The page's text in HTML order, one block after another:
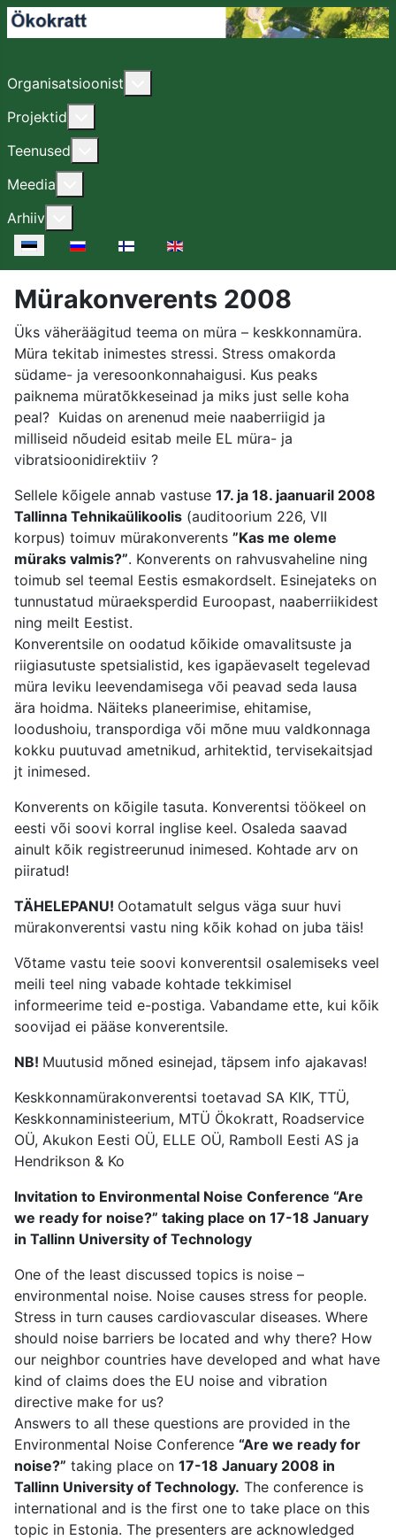
Organisatsioonist
Projektid
Teenused
Meedia
Arhiiv
Vali keel
Mürakonverents 2008
Üks väheräägitud teema on müra – keskkonnamüra.
Müra tekitab inimestes stressi. Stress omakorda
südame- ja veresoonkonnahaigusi. Kus peaks
paiknema müratõkkeseinad ja miks just selle koha
peal? Kuidas on arenenud meie naaberriigid ja
milliseid nõudeid esitab meile EL müra- ja
vibratsioonidirektiiv ?
Sellele kõigele annab vastuse 17. ja 18. jaanuaril 2008
Tallinna Tehnikaülikoolis (auditoorium 226, VII
korpus) toimuv mürakonverents ”Kas me oleme
müraks valmis?”. Konverents on rahvusvaheline ning
toimub sel teemal Eestis esmakordselt. Esinejateks on
tunnustatud müraeksperdid Euroopast, naaberriikidest
ning meilt Eestist.
Konverentsile on oodatud kõikide omavalitsuste ja
riigiasutuste spetsialistid, kes igapäevaselt tegelevad
müra leviku leevendamisega või peavad seda lausa
ära hoidma. Näiteks planeerimise, ehitamise,
loodushoiu, transpordiga või mõne muu valdkonnaga
kokku puutuvad ametnikud, arhitektid, tervisekaitsjad
jt inimesed.
Konverents on kõigile tasuta. Konverentsi töökeel on
eesti või soovi korral inglise keel. Osaleda saavad
ainult kõik registreerunud inimesed. Kohtade arv on
piiratud!
TÄHELEPANU! Ootamatult selgus väga suur huvi
mürakonverentsi vastu ning kõik kohad on juba täis!
Võtame vastu teie soovi konverentsil osalemiseks veel
meili teel ning vabade kohtade tekkimisel
informeerime teid e-postiga. Vabandame ette, kui kõik
soovijad ei pääse konverentsile.
NB! Muutusid mõned esinejad, täpsem info ajakavas!
Keskkonnamürakonverentsi toetavad SA KIK, TTÜ,
Keskkonnaministeerium, MTÜ Ökokratt, Roadservice
OÜ, Akukon Eesti OÜ, ELLE OÜ, Ramboll Eesti AS ja
Hendrikson & Ko
Invitation to Environmental Noise Conference “Are
we ready for noise?” taking place on 17-18 January
in Tallinn University of Technology
One of the least discussed topics is noise –
environmental noise. Noise causes stress for people.
Stress in turn causes cardiovascular diseases. Where
should noise barriers be located and why there? How
our neighbor countries have developed and what have
kind of claims does the EU noise and vibration
directive make for us?
Answers to all these questions are provided in the
Environmental Noise Conference “Are we ready for
noise?” taking place on 17-18 January 2008 in
Tallinn University of Technology. The conference is
international and is the first one to take place on this
topic in Estonia. The presenters are acknowledged